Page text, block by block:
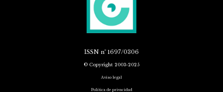
ISSN nº 1697/0306
© Copyright 2003-2025
Aviso legal
Política de privacidad